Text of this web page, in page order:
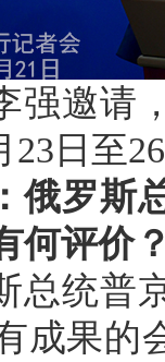
强邀请
23日至
俄罗斯
何评价
总统普
成果的